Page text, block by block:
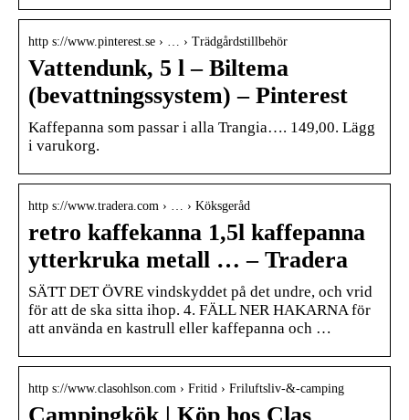
http s://www.pinterest.se › … › Trädgårdstillbehör
Vattendunk, 5 l – Biltema
(bevattningssystem) – Pinterest
Kaffepanna som passar i alla Trangia…. 149,00. Lägg
i varukorg.
http s://www.tradera.com › … › Köksgeråd
retro kaffekanna 1,5l kaffepanna
ytterkruka metall … – Tradera
SÄTT DET ÖVRE vindskyddet på det undre, och vrid
för att de ska sitta ihop. 4. FÄLL NER HAKARNA för
att använda en kastrull eller kaffepanna och …
http s://www.clasohlson.com › Fritid › Friluftsliv-&-camping
Campingkök | Köp hos Clas